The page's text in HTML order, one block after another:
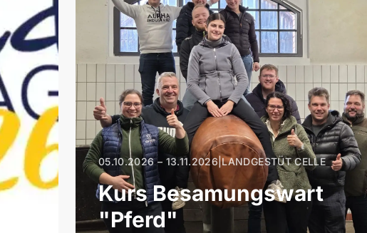
05.10.2026 – 13.11.2026|LANDGESTÜT CELLE
Kurs Besamungswart
"Pferd"